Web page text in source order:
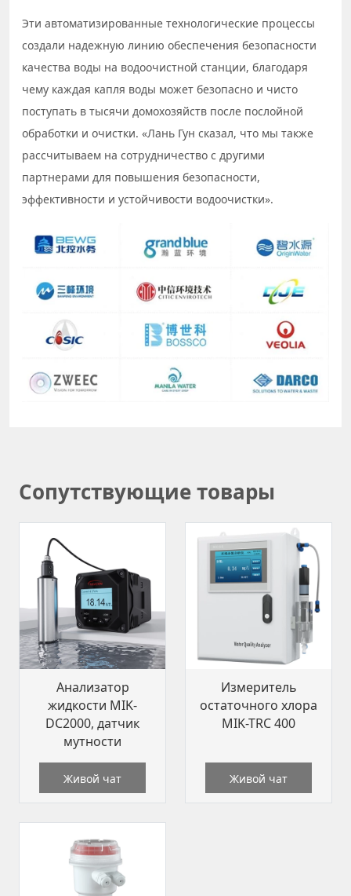
Эти автоматизированные технологические процессы
создали надежную линию обеспечения безопасности
качества воды на водоочистной станции, благодаря
чему каждая капля воды может безопасно и чисто
поступать в тысячи домохозяйств после послойной
обработки и очистки. «Лань Гун сказал, что мы также
рассчитываем на сотрудничество с другими
партнерами для повышения безопасности,
эффективности и устойчивости водоочистки».
Сопутствующие товары
Анализатор
жидкости MIK-
DC2000, датчик
мутности
Живой чат
Измеритель
остаточного хлора
MIK-TRC 400
Живой чат